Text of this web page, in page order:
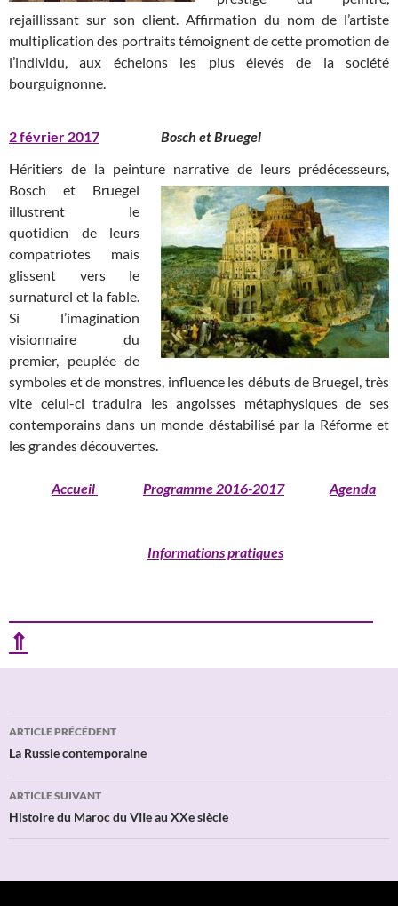
rejaillissant sur son client. Affirmation du nom de l’artiste
multiplication des portraits témoignent de cette promotion de
l’individu, aux échelons les plus élevés de la société
bourguignonne.
2 février 2017
Bosch et Bruegel
Héritiers de la peinture narrative de leurs prédécesseurs,
Bosch et Bruegel
illustrent le
quotidien de leurs
compatriotes mais
glissent vers le
surnaturel et la fable.
Si l’imagination
visionnaire du
premier, peuplée de
symboles et de monstres, influence les débuts de Bruegel, très
vite celui-ci traduira les angoisses métaphysiques de ses
contemporains dans un monde déstabilisé par la Réforme et
les grandes découvertes.
Accueil Programme 2016-2017 Agenda
Informations pratiques
⇑
Navigation
des
articles
ARTICLE PRÉCÉDENT
La Russie contemporaine
ARTICLE SUIVANT
Histoire du Maroc du VIIe au XXe siècle